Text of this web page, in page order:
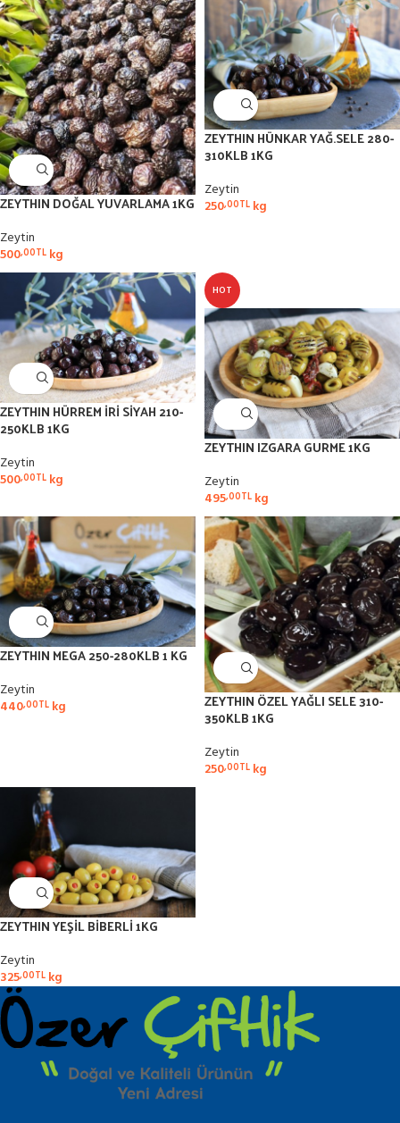
ZEYTHIN DOĞAL YUVARLAMA 1KG
Zeytin
500,00TL kg
ZEYTHIN HÜNKAR YAĞ.SELE 280-
310KLB 1KG
Zeytin
250,00TL kg
ZEYTHIN HÜRREM İRİ SİYAH 210-
250KLB 1KG
Zeytin
500,00TL kg
HOT
ZEYTHIN IZGARA GURME 1KG
Zeytin
495,00TL kg
ZEYTHIN MEGA 250-280KLB 1 KG
Zeytin
440,00TL kg ZEYTHIN ÖZEL YAĞLI SELE 310-
350KLB 1KG
Zeytin
250,00TL kg
ZEYTHIN YEŞİL BİBERLİ 1KG
Zeytin
325,00TL kg